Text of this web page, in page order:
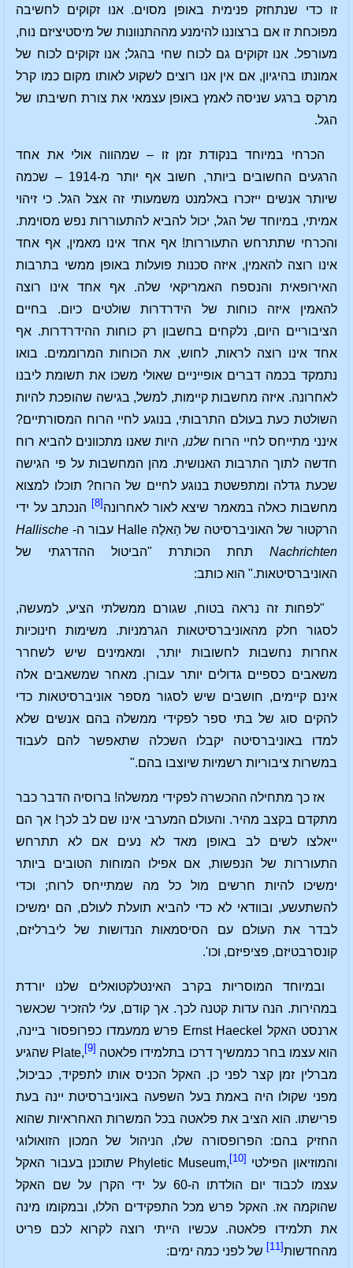
זו כדי שנתחזק פנימית באופן מסוים. אנו זקוקים לחשיבה
מפוכחת זו אם ברצוננו להימנע מההתנוונות של מיסטיציזם נוח,
מעורפל. אנו זקוקים גם לכוח שחי בהגל; אנו זקוקים לכוח של
אמונתו בהיגיון, אם אין אנו רוצים לשקוע לאותו מקום כמו קרל
מרקס ברגע שניסה לאמץ באופן עצמאי את צורת חשיבתו של
הגל.
הכרחי במיוחד בנקודת זמן זו – שמהווה אולי את אחד
הרגעים החשובים ביותר, חשוב אף יותר מ-1914 – שכמה
שיותר אנשים ייזכרו באלמנט משמעותי זה אצל הגל. כי זיהוי
אמיתי, במיוחד של הגל, יכול להביא להתעוררות נפש מסוימת.
והכרחי שתתרחש התעוררות! אף אחד אינו מאמין, אף אחד
אינו רוצה להאמין, איזה סכנות פועלות באופן ממשי בתרבות
האירופאית והנספח האמריקאי שלה. אף אחד אינו רוצה
להאמין איזה כוחות של הידרדרות שולטים כיום. בחיים
הציבוריים היום, נלקחים בחשבון רק כוחות ההידרדרות. אף
אחד אינו רוצה לראות, לחוש, את הכוחות המרוממים. בואו
נתמקד בכמה דברים אופייניים שאולי משכו את תשומת ליבנו
לאחרונה. איזה מחשבות קיימות, למשל, בגישה שהופכת להיות
השולטת כעת בעולם התרבותי, בנוגע לחיי הרוח המסורתיים?
אינני מתייחס לחיי הרוחשלנו, היות שאנו מתכוונים להביא רוח
חדשה לתוך התרבות האנושית. מהן המחשבות על פי הגישה
שכעת גדלה ומתפשטת בנוגע לחיים של הרוח? תוכלו למצוא
מחשבות כאלה במאמר שיצא לאור לאחרונה [8]
הנכתב על ידי
הרקטור של האוניברסיטה של הַאלֶה Halle עבור ה-
Hallische
Nachrichten תחת הכותרת "הביטול ההדרגתי של
האוניברסיטאות." הוא כותב:
"לפחות זה נראה בטוח, שגורם ממשלתי הציע, למעשה,
לסגור חלק מהאוניברסיטאות הגרמניות. משימות חינוכיות
אחרות נחשבות לחשובות יותר, ומאמינים שיש לשחרר
משאבים כספיים גדולים יותר עבורן. מאחר שמשאבים אלה
אינם קיימים, חושבים שיש לסגור מספר אוניברסיטאות כדי
להקים סוג של בתי ספר לפקידי ממשלה בהם אנשים שלא
למדו באוניברסיטה יקבלו השכלה שתאפשר להם לעבוד
במשרות ציבוריות רשמיות שיוצבו בהם."
אז כך מתחילה ההכשרה לפקידי ממשלה! ברוסיה הדבר כבר
מתקדם בקצב מהיר. והעולם המערבי אינו שם לב לכך! אך הם
ייאלצו לשים לב באופן מאד לא נעים אם לא תתרחש
התעוררות של הנפשות, אם אפילו המוחות הטובים ביותר
ימשיכו להיות חרשים מול כל מה שמתייחס לרוח; וכדי
להשתעשע, ובוודאי לא כדי להביא תועלת לעולם, הם ימשיכו
לבדר את העולם עם הסיסמאות הנדושות של ליברליזם,
קונסרבטיזם, פציפיזם, וכו'.
ובמיוחד המוסריות בקרב האינטלקטואלים שלנו יורדת
במהירות. הנה עדות קטנה לכך. אך קודם, עלי להזכיר שכאשר
ארנסט האקל Ernst Haeckel פרש ממעמדו כפרופסור ביינה,
הוא עצמו בחר כממשיך דרכו בתלמידו פלאטה Plate, [9]
שהגיע
מברלין זמן קצר לפני כן. האקל הכניס אותו לתפקיד, כביכול,
מפני שקולו היה באמת בעל השפעה באוניברסיטת יינה בעת
פרישתו. הוא הציב את פלאטה בכל המשרות האחראיות שהוא
החזיק בהם: הפרופסורה שלו, הניהול של המכון הזואולוגי
והמוזיאון הפילטי Phyletic Museum, [10]
שתוכנן בעבור האקל
עצמו לכבוד יום הולדתו ה-60 על ידי הקרן על שם האקל
שהוקמה אז. האקל פרש מכל התפקידים הללו, ובמקומו מינה
את תלמידו פלאטה. עכשיו הייתי רוצה לקרוא לכם פריט
מהחדשות[11] של לפני כמה ימים: